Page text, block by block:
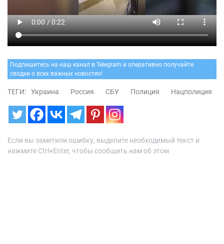
Подпишитесь на наш канал в Telegram и оперативно получайте
сводки о всех важных новостях!
ТЕГИ: Украина Россия СБУ Полиция Нацполиция
Если вы заметили ошибку, выделите необходимый текст и
нажмите Ctrl+Enter, чтобы сообщить нам об этом